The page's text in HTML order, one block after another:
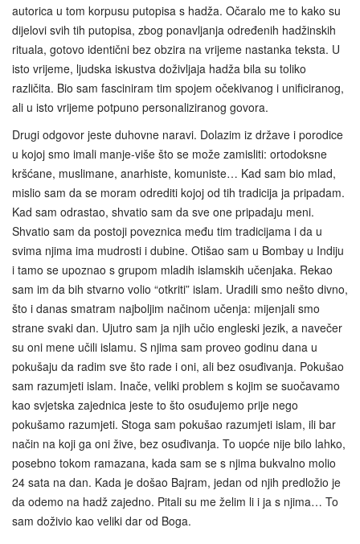
autorica u tom korpusu putopisa s hadža. Očaralo me to kako su
dijelovi svih tih putopisa, zbog ponavljanja određenih hadžinskih
rituala, gotovo identični bez obzira na vrijeme nastanka teksta. U
isto vrijeme, ljudska iskustva doživljaja hadža bila su toliko
različita. Bio sam fasciniram tim spojem očekivanog i unificiranog,
ali u isto vrijeme potpuno personaliziranog govora.
Drugi odgovor jeste duhovne naravi. Dolazim iz države i porodice
u kojoj smo imali manje‑više što se može zamisliti: ortodoksne
kršćane, muslimane, anarhiste, komuniste… Kad sam bio mlad,
mislio sam da se moram odrediti kojoj od tih tradicija ja pripadam.
Kad sam odrastao, shvatio sam da sve one pripadaju meni.
Shvatio sam da postoji poveznica među tim tradicijama i da u
svima njima ima mudrosti i dubine. Otišao sam u Bombay u Indiju
i tamo se upoznao s grupom mladih islamskih učenjaka. Rekao
sam im da bih stvarno volio “otkriti” islam. Uradili smo nešto divno,
što i danas smatram najboljim načinom učenja: mijenjali smo
strane svaki dan. Ujutro sam ja njih učio engleski jezik, a navečer
su oni mene učili islamu. S njima sam proveo godinu dana u
pokušaju da radim sve što rade i oni, ali bez osuđivanja. Pokušao
sam razumjeti islam. Inače, veliki problem s kojim se suočavamo
kao svjetska zajednica jeste to što osuđujemo prije nego
pokušamo razumjeti. Stoga sam pokušao razumjeti islam, ili bar
način na koji ga oni žive, bez osuđivanja. To uopće nije bilo lahko,
posebno tokom ramazana, kada sam se s njima bukvalno molio
24 sata na dan. Kada je došao Bajram, jedan od njih predložio je
da odemo na hadž zajedno. Pitali su me želim li i ja s njima… To
sam doživio kao veliki dar od Boga.